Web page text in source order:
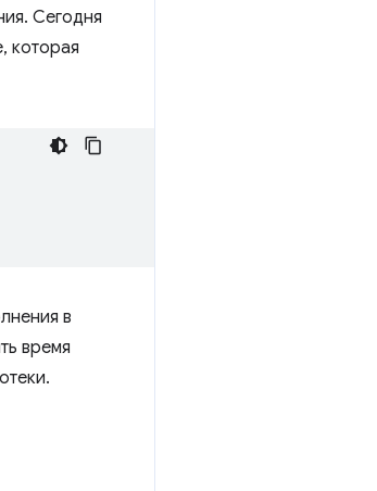
Сегодня
которая
в
время